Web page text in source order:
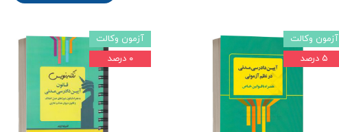
آزمون وکالت
۵ درصد
آزمون وکالت
۰ درصد